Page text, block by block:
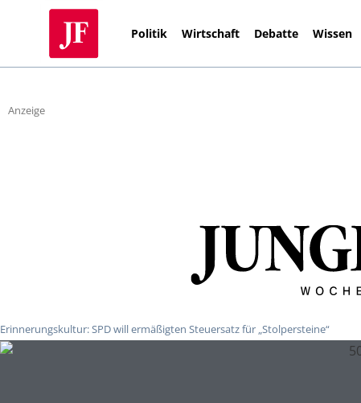
Politik Wirtschaft Debatte Wissen
Anzeige
Erinnerungskultur: SPD will ermäßigten Steuersatz für „Stolpersteine“